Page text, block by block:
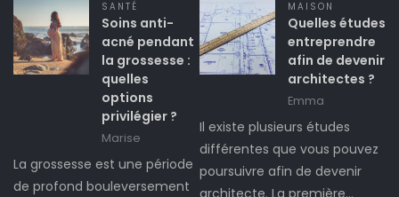
SANTÉ
Soins anti-
acné pendant
la grossesse :
quelles
options
privilégier ?
Marise
La grossesse est une période
de profond bouleversement
MAISON
Quelles études
entreprendre
afin de devenir
architectes ?
Emma
Il existe plusieurs études
différentes que vous pouvez
poursuivre afin de devenir
architecte. La première…